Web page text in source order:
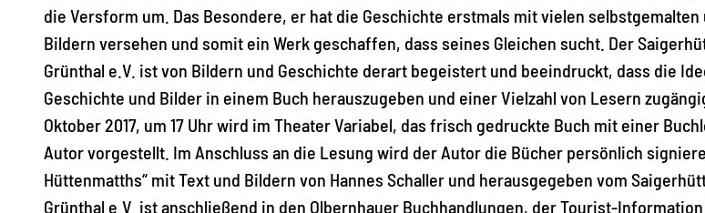
die Versform um. Das Besondere, er hat die Geschichte erstmals mit vielen
Bildern versehen und somit ein Werk geschaffen, dass seines Gleichen sucht. Der
Grünthal e.V. ist von Bildern und Geschichte derart begeistert und beeindruckt, dass die
Geschichte und Bilder in einem Buch herauszugeben und einer Vielzahl von Lesern
Oktober 2017, um 17 Uhr wird im Theater Variabel, das frisch gedruckte Buch mit einer
Autor vorgestellt. Im Anschluss an die Lesung wird der Autor die Bücher persönlich
Hüttenmatths“ mit Text und Bildern von Hannes Schaller und herausgegeben vom
Grünthal e.V. ist anschließend in den Olbernhauer Buchhandlungen, der Tourist-